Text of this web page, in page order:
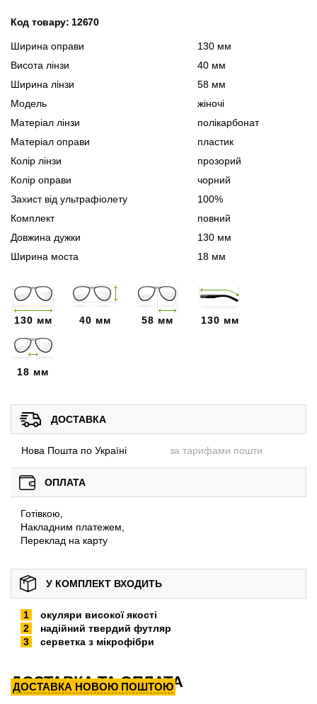
Код товару: 12670
Ширина оправи
130 мм
Висота лінзи
40 мм
Ширина лінзи
58 мм
Модель
жіночі
Матеріал лінзи
полікарбонат
Матеріал оправи
пластик
Колір лінзи
прозорий
Колір оправи
чорний
Захист від ультрафіолету
100%
Комплект
повний
Довжина дужки
130 мм
Ширина моста
18 мм
130 мм 40 мм 58 мм 130 мм
18 мм
ДОСТАВКА
Нова Пошта по Україні за тарифами пошти
ОПЛАТА
Готівкою,
Накладним платежем,
Переклад на карту
У КОМПЛЕКТ ВХОДИТЬ
окуляри високої якості
надійний твердий футляр
серветка з мікрофібри
ДОСТАВКА ТА ОПЛАТА
ДОСТАВКА НОВОЮ ПОШТОЮ